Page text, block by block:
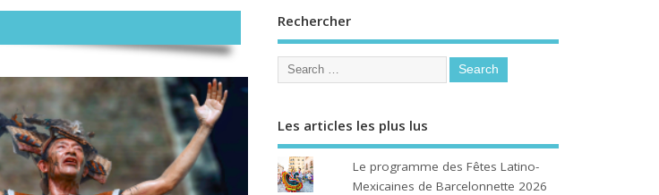
Rechercher
Les articles les plus lus
Le programme des Fêtes Latino-
Mexicaines de Barcelonnette 2026